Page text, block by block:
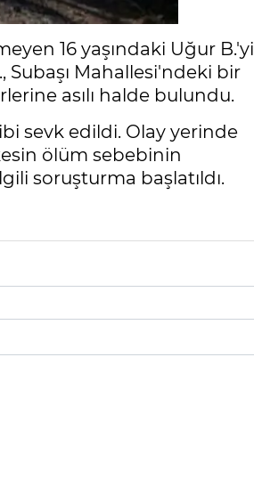
16 yaşındaki Uğur B.'yi
Subaşı Mahallesi'ndeki bir
asılı halde bulundu.
sevk edildi. Olay yerinde
ölüm sebebinin
soruşturma başlatıldı.